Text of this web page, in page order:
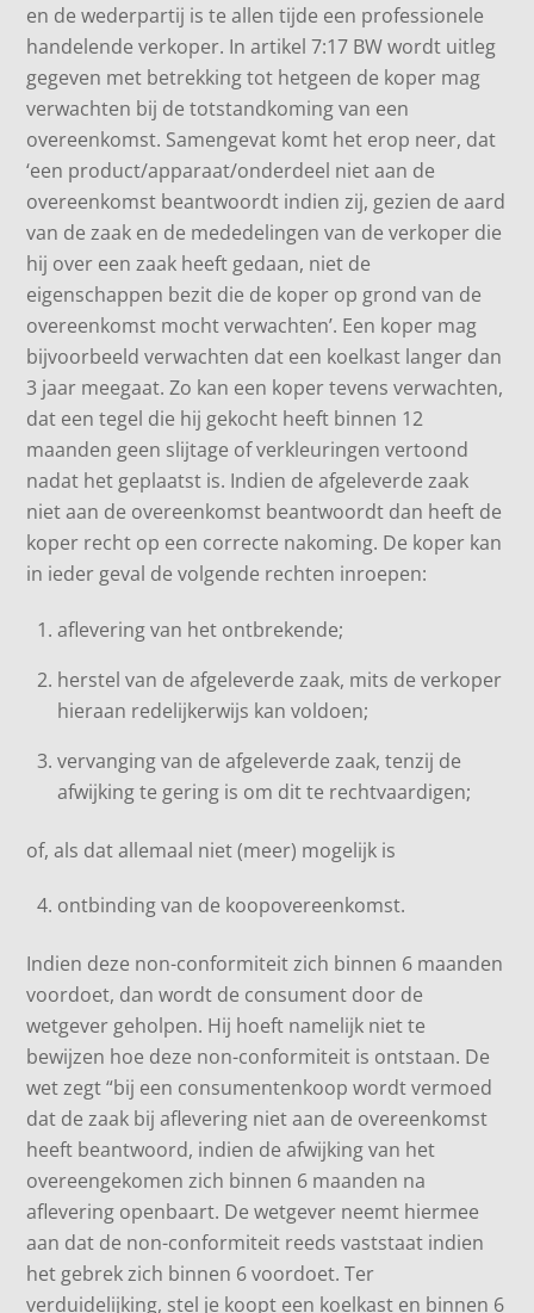
en de wederpartij is te allen tijde een professionele
handelende verkoper. In artikel 7:17 BW wordt uitleg
gegeven met betrekking tot hetgeen de koper mag
verwachten bij de totstandkoming van een
overeenkomst. Samengevat komt het erop neer, dat
‘een product/apparaat/onderdeel niet aan de
overeenkomst beantwoordt indien zij, gezien de aard
van de zaak en de mededelingen van de verkoper die
hij over een zaak heeft gedaan, niet de
eigenschappen bezit die de koper op grond van de
overeenkomst mocht verwachten’. Een koper mag
bijvoorbeeld verwachten dat een koelkast langer dan
3 jaar meegaat. Zo kan een koper tevens verwachten,
dat een tegel die hij gekocht heeft binnen 12
maanden geen slijtage of verkleuringen vertoond
nadat het geplaatst is. Indien de afgeleverde zaak
niet aan de overeenkomst beantwoordt dan heeft de
koper recht op een correcte nakoming. De koper kan
in ieder geval de volgende rechten inroepen:
aflevering van het ontbrekende;
herstel van de afgeleverde zaak, mits de verkoper
hieraan redelijkerwijs kan voldoen;
vervanging van de afgeleverde zaak, tenzij de
afwijking te gering is om dit te rechtvaardigen;
of, als dat allemaal niet (meer) mogelijk is
ontbinding van de koopovereenkomst.
Indien deze non-conformiteit zich binnen 6 maanden
voordoet, dan wordt de consument door de
wetgever geholpen. Hij hoeft namelijk niet te
bewijzen hoe deze non-conformiteit is ontstaan. De
wet zegt “bij een consumentenkoop wordt vermoed
dat de zaak bij aflevering niet aan de overeenkomst
heeft beantwoord, indien de afwijking van het
overeengekomen zich binnen 6 maanden na
aflevering openbaart. De wetgever neemt hiermee
aan dat de non-conformiteit reeds vaststaat indien
het gebrek zich binnen 6 voordoet. Ter
verduidelijking, stel je koopt een koelkast en binnen 6